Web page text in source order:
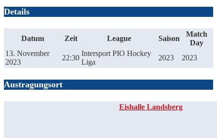
Details
Datum Zeit League Saison
Match
Day
13. November
2023
22:30
Intersport PIO Hockey
Liga
2023 2023
Austragungsort
Eishalle Landsberg